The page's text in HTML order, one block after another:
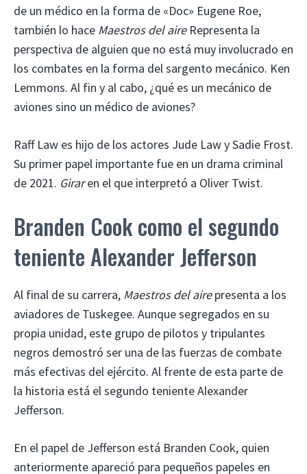
de un médico en la forma de «Doc» Eugene Roe,
también lo hace Maestros del aire Representa la
perspectiva de alguien que no está muy involucrado en
los combates en la forma del sargento mecánico. Ken
Lemmons. Al fin y al cabo, ¿qué es un mecánico de
aviones sino un médico de aviones?
Raff Law es hijo de los actores Jude Law y Sadie Frost.
Su primer papel importante fue en un drama criminal
de 2021. Giraren el que interpretó a Oliver Twist.
Branden Cook como el segundo
teniente Alexander Jefferson
Al final de su carrera, Maestros del airepresenta a los
aviadores de Tuskegee. Aunque segregados en su
propia unidad, este grupo de pilotos y tripulantes
negros demostró ser una de las fuerzas de combate
más efectivas del ejército. Al frente de esta parte de
la historia está el segundo teniente Alexander
Jefferson.
En el papel de Jefferson está Branden Cook, quien
anteriormente apareció para pequeños papeles en